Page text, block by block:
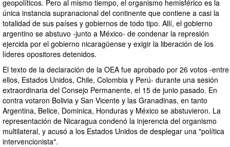
geopolíticos. Pero al mismo tiempo, el organismo hemisférico es la
única instancia supranacional del continente que contiene a casi la
totalidad de sus países y gobiernos de todo tipo. Allí, el gobierno
argentino se abstuvo -junto a México- de condenar la represión
ejercida por el gobierno nicaragüense y exigir la liberación de los
líderes opositores detenidos.
El texto de la declaración de la OEA fue aprobado por 26 votos -entre
ellos, Estados Unidos, Chile, Colombia y Perú- durante una sesión
extraordinaria del Consejo Permanente, el 15 de junio pasado. En
contra votaron Bolivia y San Vicente y las Granadinas, en tanto
Argentina, Belice, Dominica, Honduras y México se abstuvieron. La
representación de Nicaragua condenó la injerencia del organismo
multilateral, y acusó a los Estados Unidos de desplegar una "política
intervencionista".